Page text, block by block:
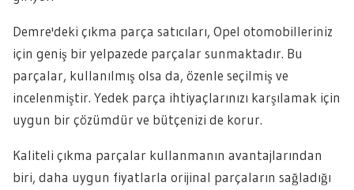
Demre'deki çıkma parça satıcıları, Opel otomobilleriniz
için geniş bir yelpazede parçalar sunmaktadır. Bu
parçalar, kullanılmış olsa da, özenle seçilmiş ve
incelenmiştir. Yedek parça ihtiyaçlarınızı karşılamak için
uygun bir çözümdür ve bütçenizi de korur.
Kaliteli çıkma parçalar kullanmanın avantajlarından
biri, daha uygun fiyatlarla orijinal parçaların sağladığı